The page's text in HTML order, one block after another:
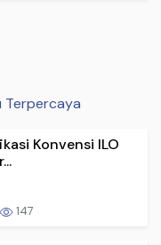
Terpercaya
Konvensi ILO
147